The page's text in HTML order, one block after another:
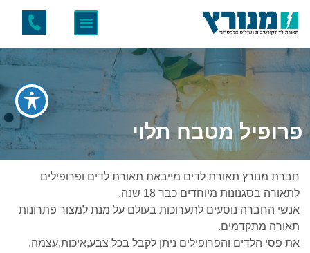
פרופיל מטבח תלוי
חברת מנורץ תאורת לדים מייבאת תאורת לדים ופרופילים
לתאורה בסגנונות מיוחדים כבר 18 שנה.
אנשי החברה נוסעים לתערוכות בעולם על מנת למצור פתרונות
תאורה מתקדמים.
את פסי הלדים והפרופילים ניתן לקבל בכל צבע,איכות,עצמה.